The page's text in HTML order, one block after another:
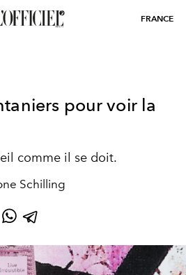
FRANCE
pour voir la
comme il se doit.
Schilling